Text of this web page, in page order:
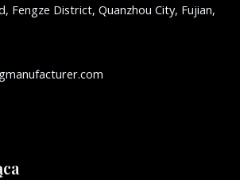
Fengze District, Quanzhou City, Fujian,